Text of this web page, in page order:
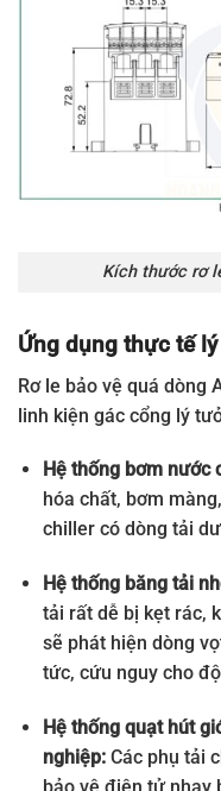
Kích thước rơ
Ứng dụng thực tế
Rơ le bảo vệ quá dòng
linh kiện gác cổng lý
Hệ thống bơm nước
hóa chất, bơm
chiller có dòng tải
Hệ thống băng tải
tải rất dễ bị kẹt rác,
sẽ phát hiện dòng
tức, cứu nguy cho
Hệ thống quạt hút
nghiệp:Các phụ tải